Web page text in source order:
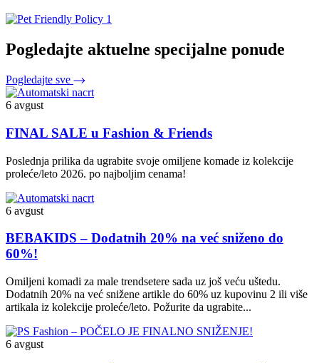
Pogledajte aktuelne specijalne ponude
Pogledajte sve
6 avgust
FINAL SALE u Fashion & Friends
Poslednja prilika da ugrabite svoje omiljene komade iz kolekcije
proleće/leto 2026. po najboljim cenama!
6 avgust
BEBAKIDS – Dodatnih 20% na već sniženo do
60%!
Omiljeni komadi za male trendsetere sada uz još veću uštedu.
Dodatnih 20% na već snižene artikle do 60% uz kupovinu 2 ili više
artikala iz kolekcije proleće/leto. Požurite da ugrabite...
6 avgust